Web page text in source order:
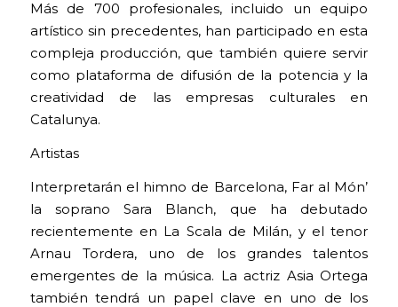
Más de 700 profesionales, incluido un equipo
artístico sin precedentes, han participado en esta
compleja producción, que también quiere servir
como plataforma de difusión de la potencia y la
creatividad de las empresas culturales en
Catalunya.
Artistas
Interpretarán el himno de Barcelona, Far al Món’
la soprano Sara Blanch, que ha debutado
recientemente en La Scala de Milán, y el tenor
Arnau Tordera, uno de los grandes talentos
emergentes de la música. La actriz Asia Ortega
también tendrá un papel clave en uno de los